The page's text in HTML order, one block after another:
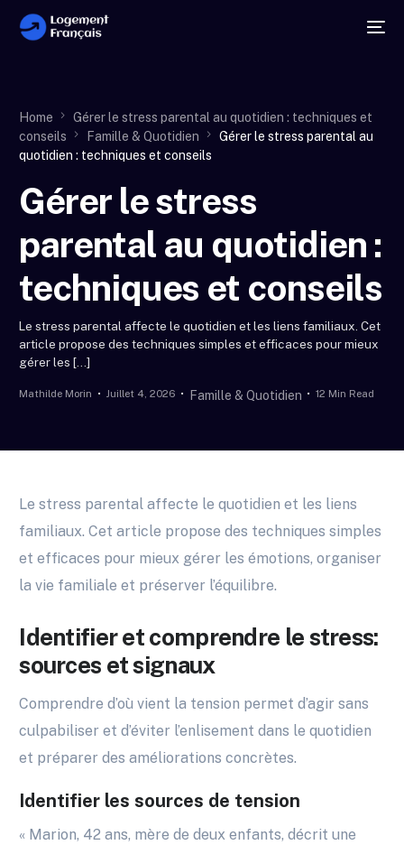
Home
Gérer le stress parental au quotidien : techniques et
conseils
Famille & Quotidien
Gérer le stress parental au
quotidien : techniques et conseils
Gérer le stress
parental au quotidien :
techniques et conseils
Le stress parental affecte le quotidien et les liens familiaux. Cet
article propose des techniques simples et efficaces pour mieux
gérer les […]
Mathilde Morin Juillet 4, 2026 Famille & Quotidien 12 Min Read
Le stress parental affecte le quotidien et les liens
familiaux. Cet article propose des techniques simples
et efficaces pour mieux gérer les émotions, organiser
la vie familiale et préserver l’équilibre.
Identifier et comprendre le stress:
sources et signaux
Comprendre d’où vient la tension permet d’agir sans
culpabiliser et d’éviter l’enlisement dans le quotidien
et préparer des améliorations concrètes.
Identifier les sources de tension
« Marion, 42 ans, mère de deux enfants, décrit une